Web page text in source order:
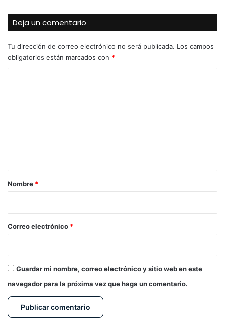
Deja un comentario
Tu dirección de correo electrónico no será publicada. Los campos
obligatorios están marcados con *
r
*
Nombre *
Correo electrónico *
Guardar mi nombre, correo electrónico y sitio web en este
navegador para la próxima vez que haga un comentario.